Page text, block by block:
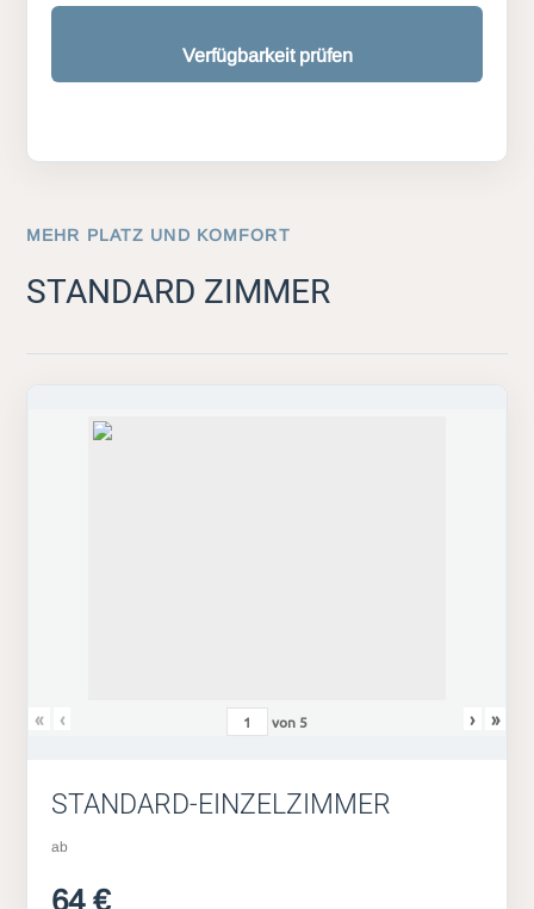
Verfügbarkeit prüfen
MEHR PLATZ UND KOMFORT
STANDARD ZIMMER
« ‹ von 5 › »
STANDARD-EINZELZIMMER
ab
64 €